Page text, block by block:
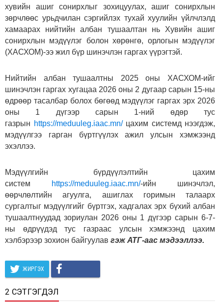
хувийн ашиг сонирхлыг зохицуулах, ашиг сонирхлын
зөрчлөөс урьдчилан сэргийлэх тухай хуулийн үйлчлэлд
хамаарах нийтийн албан тушаалтан нь Хувийн ашиг
сонирхлын мэдүүлэг болон хөрөнгө, орлогын мэдүүлэг
(ХАСХОМ)-ээ жил бүр шинэчлэн гаргах үүрэгтэй.
Нийтийн албан тушаалтны 2025 оны ХАСХОМ-ийг
шинэчлэн гаргах хугацаа 2026 оны 2 дугаар сарын 15-ны
өдрөөр тасалбар болох бөгөөд мэдүүлэг гаргах эрх 2026
оны 1 дүгээр сарын 1-ний өдөр тус
газрын https://meduuleg.iaac.mn/цахим системд нээгдэж,
мэдүүлгээ гарган бүртгүүлэх ажил улсын хэмжээнд
эхэллээ.
Мэдүүлгийн бүрдүүлэлтийн цахим
систем
https://meduuleg.iaac.mn/-ийн шинэчлэл,
өөрчлөлтийн агуулга, ашиглах горимын талаарх
сургалтыг мэдүүлгийг бүртгэх, хадгалах эрх бүхий албан
тушаалтнуудад зориулан 2026 оны 1 дүгээр сарын 6-7-
ны өдрүүдэд тус газраас улсын хэмжээнд цахим
хэлбэрээр зохион байгуулав гэж АТГ-аас мэдээллээ.
ЖИРГЭХ
2 СЭТГЭГДЭЛ